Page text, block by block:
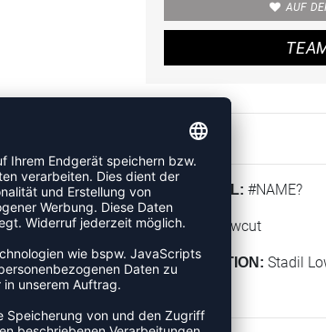
AUF
Auffallend ist
Slimmer Stadil
MATERIAL: #NAME?
HÖHE: Lowcut
KOLLEKTION: Stadil